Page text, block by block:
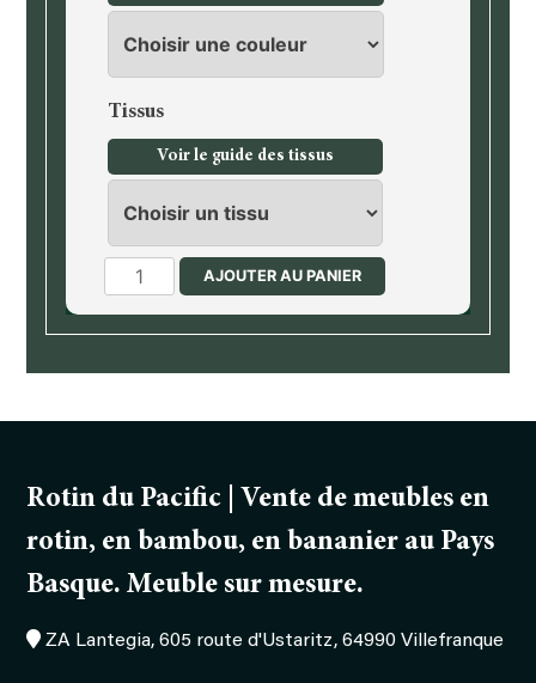
Tissus
Voir le guide des tissus
quantité
de
AJOUTER AU PANIER
Rotin du Pacific | Vente de meubles en
rotin, en bambou, en bananier au Pays
Basque. Meuble sur mesure.
ZA Lantegia, 605 route d'Ustaritz, 64990 Villefranque